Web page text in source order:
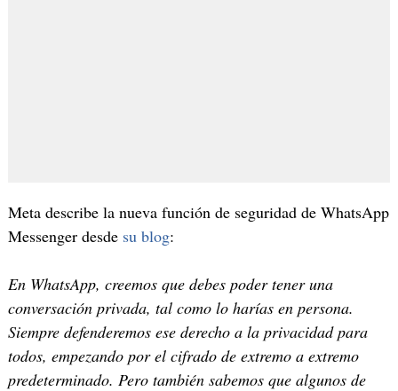
Meta describe la nueva función de seguridad de WhatsApp
Messenger desde su blog:
En WhatsApp, creemos que debes poder tener una
conversación privada, tal como lo harías en persona.
Siempre defenderemos ese derecho a la privacidad para
todos, empezando por el cifrado de extremo a extremo
predeterminado. Pero también sabemos que algunos de